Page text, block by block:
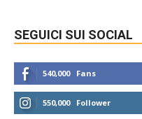
SEGUICI SUI SOCIAL
540,000 Fans
550,000 Follower